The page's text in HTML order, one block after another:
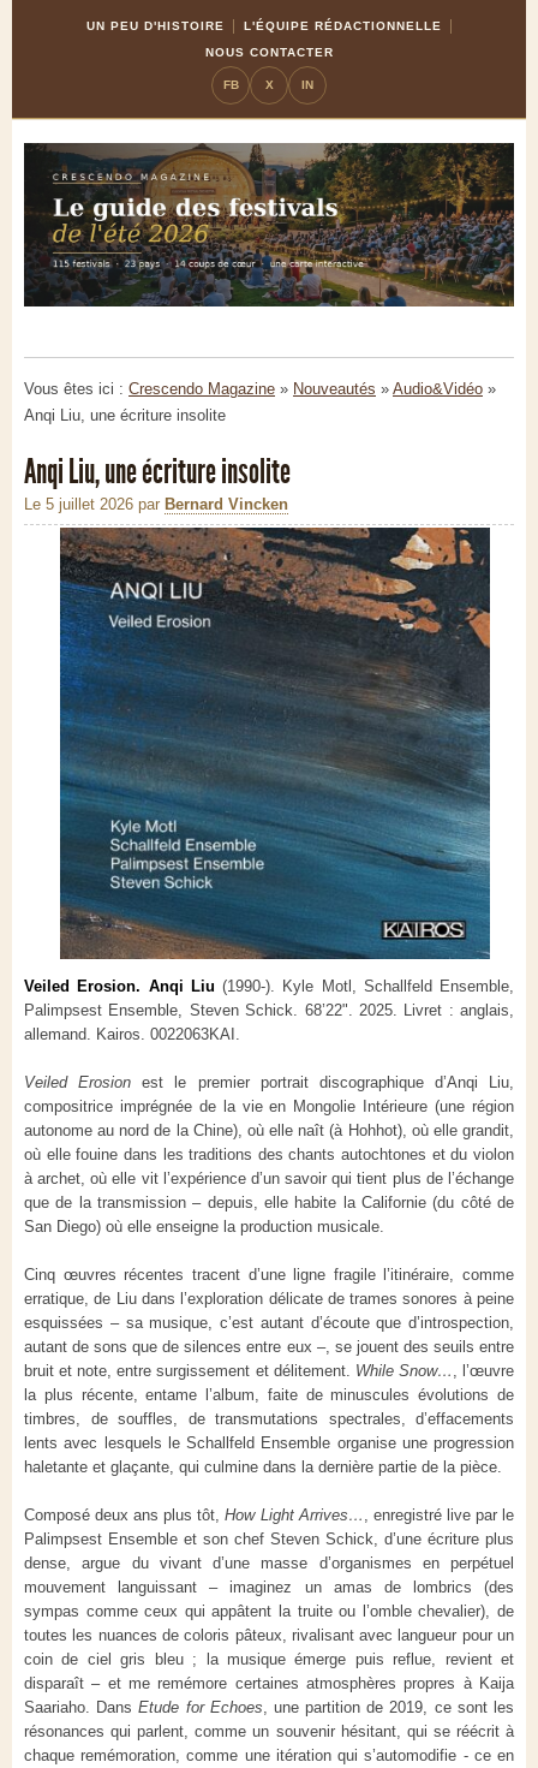
UN PEU D'HISTOIRE
L'ÉQUIPE RÉDACTIONNELLE
NOUS CONTACTER
FB X IN
Vous êtes ici : Crescendo Magazine » Nouveautés » Audio&Vidéo »
Anqi Liu, une écriture insolite
Anqi Liu, une écriture insolite
Le 5 juillet 2026 par Bernard Vincken
Veiled Erosion. Anqi Liu (1990-). Kyle Motl, Schallfeld Ensemble,
Palimpsest Ensemble, Steven Schick. 68’22". 2025. Livret : anglais,
allemand. Kairos. 0022063KAI.
Veiled Erosion est le premier portrait discographique d’Anqi Liu,
compositrice imprégnée de la vie en Mongolie Intérieure (une région
autonome au nord de la Chine), où elle naît (à Hohhot), où elle grandit,
où elle fouine dans les traditions des chants autochtones et du violon
à archet, où elle vit l’expérience d’un savoir qui tient plus de l’échange
que de la transmission – depuis, elle habite la Californie (du côté de
San Diego) où elle enseigne la production musicale.
Cinq œuvres récentes tracent d’une ligne fragile l’itinéraire, comme
erratique, de Liu dans l’exploration délicate de trames sonores à peine
esquissées – sa musique, c’est autant d’écoute que d’introspection,
autant de sons que de silences entre eux –, se jouent des seuils entre
bruit et note, entre surgissement et délitement. While Snow…
, l’œuvre
la plus récente, entame l’album, faite de minuscules évolutions de
timbres, de souffles, de transmutations spectrales, d’effacements
lents avec lesquels le Schallfeld Ensemble organise une progression
haletante et glaçante, qui culmine dans la dernière partie de la pièce.
Composé deux ans plus tôt,How Light Arrives…
, enregistré live par le
Palimpsest Ensemble et son chef Steven Schick, d’une écriture plus
dense, argue du vivant d’une masse d’organismes en perpétuel
mouvement languissant – imaginez un amas de lombrics (des
sympas comme ceux qui appâtent la truite ou l’omble chevalier), de
toutes les nuances de coloris pâteux, rivalisant avec langueur pour un
coin de ciel gris bleu ; la musique émerge puis reflue, revient et
disparaît – et me remémore certaines atmosphères propres à Kaija
Saariaho. DansEtude for Echoes , une partition de 2019, ce sont les
résonances qui parlent, comme un souvenir hésitant, qui se réécrit à
chaque remémoration, comme une itération qui s’automodifie - ce en